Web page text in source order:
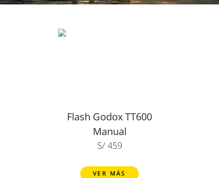
Flash Godox TT600
Manual
S/ 459
VER MÁS